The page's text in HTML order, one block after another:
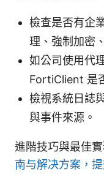
檢查是否有企
理、強制加密
如公司使用代
FortiClient 是
檢視系統日誌
與事件來源。
進階技巧與最佳
南与解决方案，